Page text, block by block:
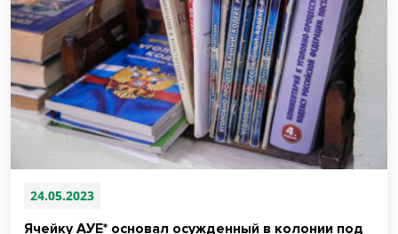
24.05.2023
Ячейку АУЕ* основал осужденный в колонии под